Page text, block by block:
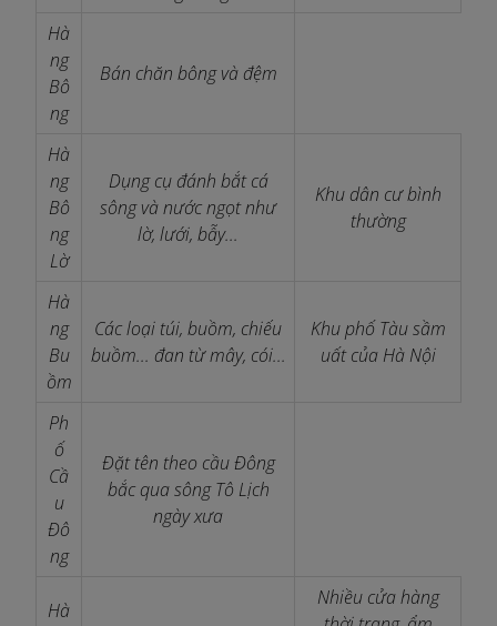
Hà
ng
Bô
ng
Bán chăn bông và đệm
Hà
ng
Bô
ng
Lờ
Dụng cụ đánh bắt cá
sông và nước ngọt như
lờ, lưới, bẫy...
Khu dân cư bình
thường
Hà
ng
Bu
ồm
Các loại túi, buồm, chiếu
buồm... đan từ mây, cói...
Khu phố Tàu sầm
uất của Hà Nội
Ph
ố
Cầ
u
Đô
ng
Đặt tên theo cầu Đông
bắc qua sông Tô Lịch
ngày xưa
Hà
Nhiều cửa hàng